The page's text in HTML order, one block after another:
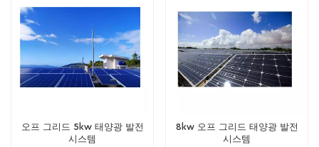
오프 그리드 5kw 태양광 발전
시스템
8kw 오프 그리드 태양광 발전
시스템